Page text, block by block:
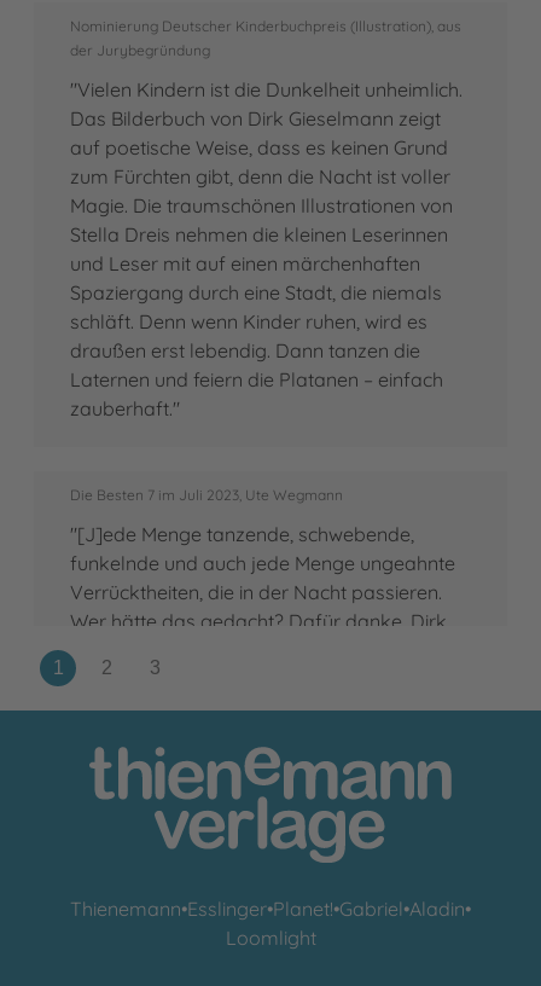
Nominierung Deutscher Kinderbuchpreis (Illustration), aus
der Jurybegründung
"Vielen Kindern ist die Dunkelheit unheimlich.
Das Bilderbuch von Dirk Gieselmann zeigt
auf poetische Weise, dass es keinen Grund
zum Fürchten gibt, denn die Nacht ist voller
Magie. Die traumschönen Illustrationen von
Stella Dreis nehmen die kleinen Leserinnen
und Leser mit auf einen märchenhaften
Spaziergang durch eine Stadt, die niemals
schläft. Denn wenn Kinder ruhen, wird es
draußen erst lebendig. Dann tanzen die
Laternen und feiern die Platanen – einfach
zauberhaft."
Die Besten 7 im Juli 2023, Ute Wegmann
"[J]ede Menge tanzende, schwebende,
funkelnde und auch jede Menge ungeahnte
Verrücktheiten, die in der Nacht passieren.
Wer hätte das gedacht? Dafür danke, Dirk
Gieselmann und Stella Dreis."
Thienemann•Esslinger•Planet!•Gabriel•Aladin•
Loomlight